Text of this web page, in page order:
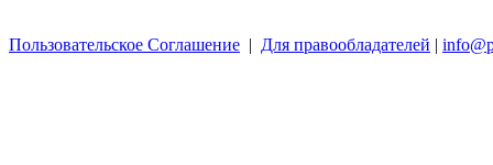
Пользовательское Соглашение | Для правообладателей |